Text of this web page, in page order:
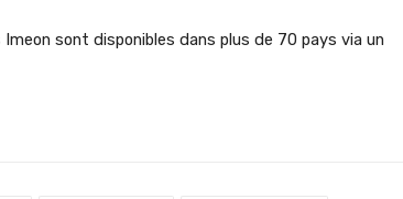
sont disponibles dans plus de 70 pays via un